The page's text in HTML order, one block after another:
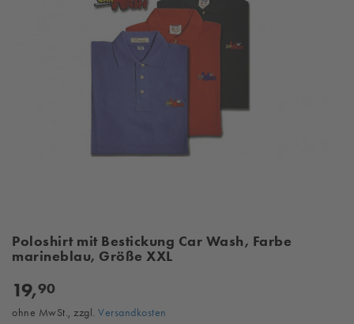
Poloshirt mit Bestickung Car Wash, Farbe
marineblau, Größe XXL
19,90
ohne MwSt., zzgl. Versandkosten